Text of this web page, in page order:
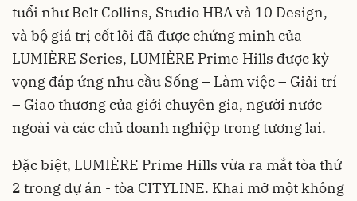
tuổi như Belt Collins, Studio HBA và 10 Design,
và bộ giá trị cốt lõi đã được chứng minh của
LUMIÈRE Series, LUMIÈRE Prime Hills được kỳ
vọng đáp ứng nhu cầu Sống – Làm việc – Giải trí
– Giao thương của giới chuyên gia, người nước
ngoài và các chủ doanh nghiệp trong tương lai.
Đặc biệt, LUMIÈRE Prime Hills vừa ra mắt tòa thứ
2 trong dự án - tòa CITYLINE. Khai mở một không